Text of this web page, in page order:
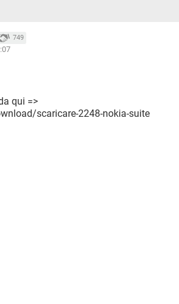
749
qui =>
scaricare-2248-nokia-suite